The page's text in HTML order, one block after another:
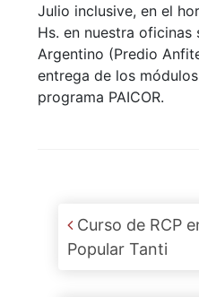
Julio inclusive, en el
Hs. en nuestra oficinas
Argentino (Predio
entrega de los
programa PAICOR.
Post
Curso de RCP
Popular Tanti